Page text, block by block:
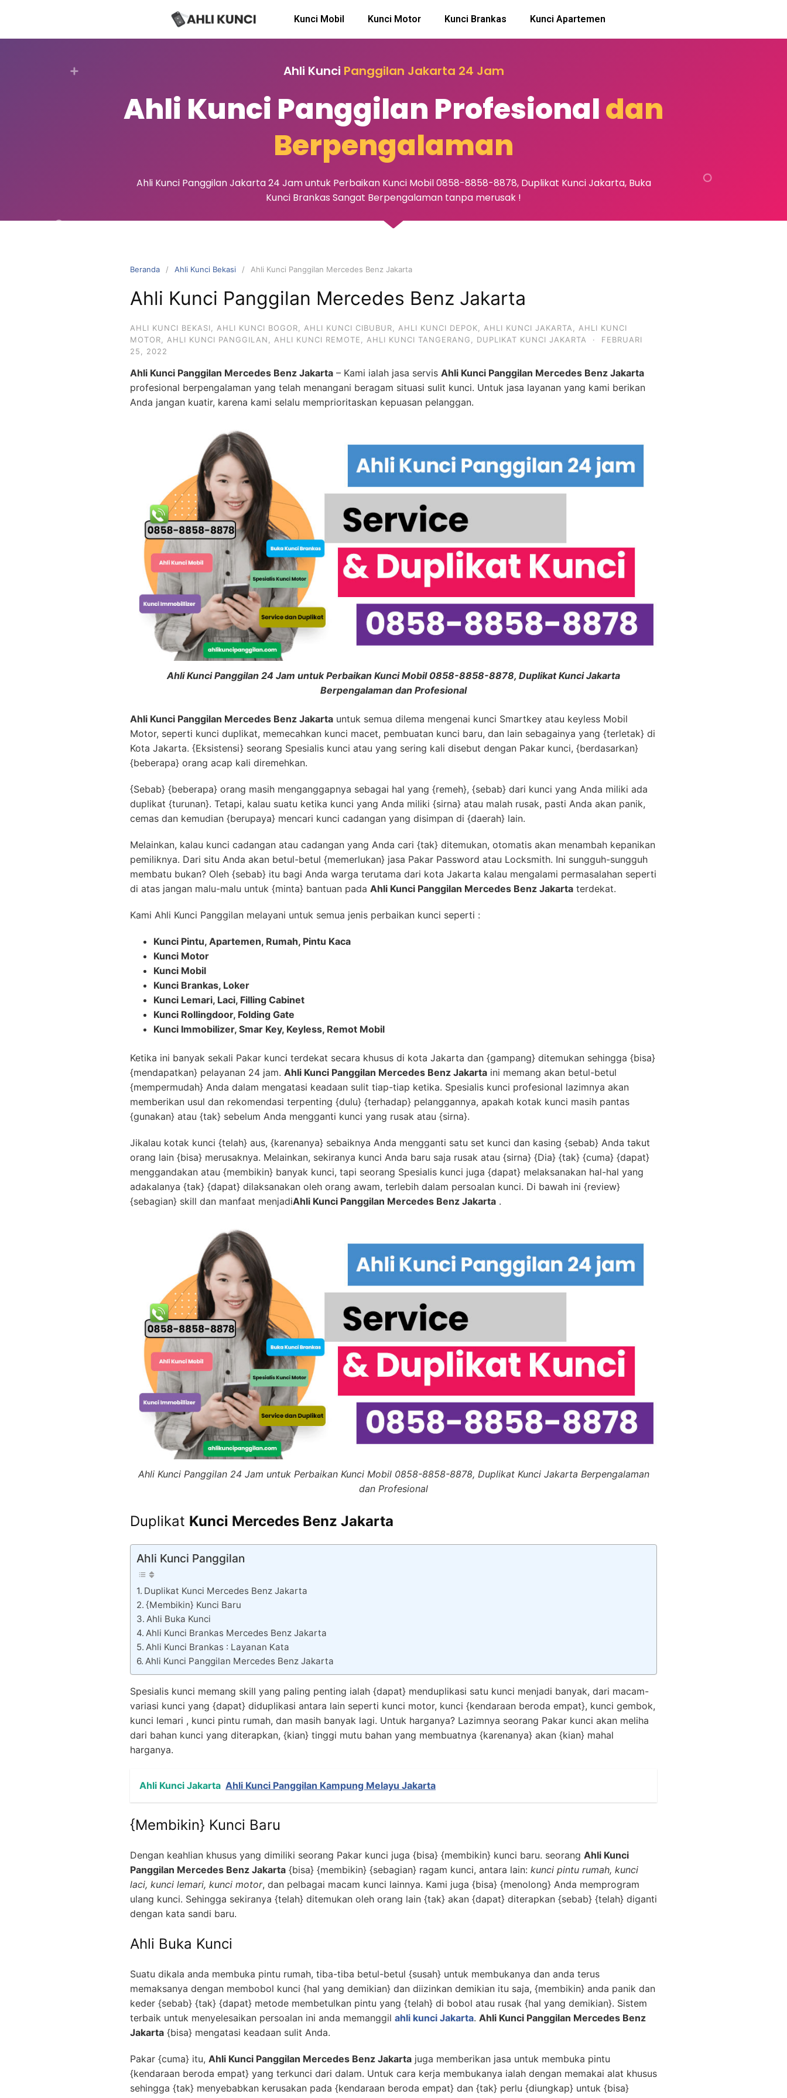
Kunci Mobil Kunci Motor Kunci Brankas Kunci Apartemen
Ahli Kunci Panggilan Jakarta 24 Jam
Ahli Kunci Panggilan Profesionaldan
Berpengalaman
Ahli Kunci Panggilan Jakarta 24 Jam untuk Perbaikan Kunci Mobil 0858-8858-8878, Duplikat Kunci Jakarta, Buka
Kunci Brankas Sangat Berpengalaman tanpa merusak !
Beranda Ahli Kunci Bekasi Ahli Kunci Panggilan Mercedes Benz Jakarta
Ahli Kunci Panggilan Mercedes Benz Jakarta
AHLI KUNCI BEKASI AHLI KUNCI BOGOR AHLI KUNCI CIBUBUR AHLI KUNCI DEPOK AHLI KUNCI JAKARTA
AHLI KUNCI
MOTOR
AHLI KUNCI PANGGILAN AHLI KUNCI REMOTE AHLI KUNCI TANGERANG DUPLIKAT KUNCI JAKARTA ·
FEBRUARI
25, 2022
Ahli Kunci Panggilan Mercedes Benz Jakarta – Kami ialah jasa servis Ahli Kunci Panggilan Mercedes Benz Jakarta
profesional berpengalaman yang telah menangani beragam situasi sulit kunci. Untuk jasa layanan yang kami berikan
Anda jangan kuatir, karena kami selalu memprioritaskan kepuasan pelanggan.
Ahli Kunci Panggilan 24 Jam untuk Perbaikan Kunci Mobil 0858-8858-8878, Duplikat Kunci Jakarta
Berpengalaman dan Profesional
Ahli Kunci Panggilan Mercedes Benz Jakarta untuk semua dilema mengenai kunci Smartkey atau keyless Mobil
Motor, seperti kunci duplikat, memecahkan kunci macet, pembuatan kunci baru, dan lain sebagainya yang {terletak} di
Kota Jakarta. {Eksistensi} seorang Spesialis kunci atau yang sering kali disebut dengan Pakar kunci, {berdasarkan}
{beberapa} orang acap kali diremehkan.
{Sebab} {beberapa} orang masih menganggapnya sebagai hal yang {remeh}, {sebab} dari kunci yang Anda miliki ada
duplikat {turunan}. Tetapi, kalau suatu ketika kunci yang Anda miliki {sirna} atau malah rusak, pasti Anda akan panik,
cemas dan kemudian {berupaya} mencari kunci cadangan yang disimpan di {daerah} lain.
Melainkan, kalau kunci cadangan atau cadangan yang Anda cari {tak} ditemukan, otomatis akan menambah kepanikan
pemiliknya. Dari situ Anda akan betul-betul {memerlukan} jasa Pakar Password atau Locksmith. Ini sungguh-sungguh
membatu bukan? Oleh {sebab} itu bagi Anda warga terutama dari kota Jakarta kalau mengalami permasalahan seperti
di atas jangan malu-malu untuk {minta} bantuan pada Ahli Kunci Panggilan Mercedes Benz Jakarta terdekat.
Kami Ahli Kunci Panggilan melayani untuk semua jenis perbaikan kunci seperti :
Kunci Pintu, Apartemen, Rumah, Pintu Kaca
Kunci Motor
Kunci Mobil
Kunci Brankas, Loker
Kunci Lemari, Laci, Filling Cabinet
Kunci Rollingdoor, Folding Gate
Kunci Immobilizer, Smar Key, Keyless, Remot Mobil
Ketika ini banyak sekali Pakar kunci terdekat secara khusus di kota Jakarta dan {gampang} ditemukan sehingga {bisa}
{mendapatkan} pelayanan 24 jam. Ahli Kunci Panggilan Mercedes Benz Jakarta ini memang akan betul-betul
{mempermudah} Anda dalam mengatasi keadaan sulit tiap-tiap ketika. Spesialis kunci profesional lazimnya akan
memberikan usul dan rekomendasi terpenting {dulu} {terhadap} pelanggannya, apakah kotak kunci masih pantas
{gunakan} atau {tak} sebelum Anda mengganti kunci yang rusak atau {sirna}.
Jikalau kotak kunci {telah} aus, {karenanya} sebaiknya Anda mengganti satu set kunci dan kasing {sebab} Anda takut
orang lain {bisa} merusaknya. Melainkan, sekiranya kunci Anda baru saja rusak atau {sirna} {Dia} {tak} {cuma} {dapat}
menggandakan atau {membikin} banyak kunci, tapi seorang Spesialis kunci juga {dapat} melaksanakan hal-hal yang
adakalanya {tak} {dapat} dilaksanakan oleh orang awam, terlebih dalam persoalan kunci. Di bawah ini {review}
{sebagian} skill dan manfaat menjadiAhli Kunci Panggilan Mercedes Benz Jakarta .
Ahli Kunci Panggilan 24 Jam untuk Perbaikan Kunci Mobil 0858-8858-8878, Duplikat Kunci Jakarta Berpengalaman
dan Profesional
Duplikat Kunci Mercedes Benz Jakarta
Ahli Kunci Panggilan
Duplikat Kunci Mercedes Benz Jakarta
{Membikin} Kunci Baru
Ahli Buka Kunci
Ahli Kunci Brankas Mercedes Benz Jakarta
Ahli Kunci Brankas : Layanan Kata
Ahli Kunci Panggilan Mercedes Benz Jakarta
Spesialis kunci memang skill yang paling penting ialah {dapat} menduplikasi satu kunci menjadi banyak, dari macam-
variasi kunci yang {dapat} diduplikasi antara lain seperti kunci motor, kunci {kendaraan beroda empat}, kunci gembok,
kunci lemari , kunci pintu rumah, dan masih banyak lagi. Untuk harganya? Lazimnya seorang Pakar kunci akan meliha
dari bahan kunci yang diterapkan, {kian} tinggi mutu bahan yang membuatnya {karenanya} akan {kian} mahal
harganya.
Ahli Kunci Jakarta Ahli Kunci Panggilan Kampung Melayu Jakarta
{Membikin} Kunci Baru
Dengan keahlian khusus yang dimiliki seorang Pakar kunci juga {bisa} {membikin} kunci baru. seorang Ahli Kunci
Panggilan Mercedes Benz Jakarta {bisa} {membikin} {sebagian} ragam kunci, antara lain: kunci pintu rumah, kunci
laci, kunci lemari, kunci motor, dan pelbagai macam kunci lainnya. Kami juga {bisa} {menolong} Anda memprogram
ulang kunci. Sehingga sekiranya {telah} ditemukan oleh orang lain {tak} akan {dapat} diterapkan {sebab} {telah} diganti
dengan kata sandi baru.
Ahli Buka Kunci
Suatu dikala anda membuka pintu rumah, tiba-tiba betul-betul {susah} untuk membukanya dan anda terus
memaksanya dengan membobol kunci {hal yang demikian} dan diizinkan demikian itu saja, {membikin} anda panik dan
keder {sebab} {tak} {dapat} metode membetulkan pintu yang {telah} di bobol atau rusak {hal yang demikian}. Sistem
terbaik untuk menyelesaikan persoalan ini anda memanggil ahli kunci Jakarta. Ahli Kunci Panggilan Mercedes Benz
Jakarta {bisa} mengatasi keadaan sulit Anda.
Pakar {cuma} itu, Ahli Kunci Panggilan Mercedes Benz Jakarta juga memberikan jasa untuk membuka pintu
{kendaraan beroda empat} yang terkunci dari dalam. Untuk cara kerja membukanya ialah dengan memakai alat khusus
sehingga {tak} menyebabkan kerusakan pada {kendaraan beroda empat} dan {tak} perlu {diungkap} untuk {bisa}